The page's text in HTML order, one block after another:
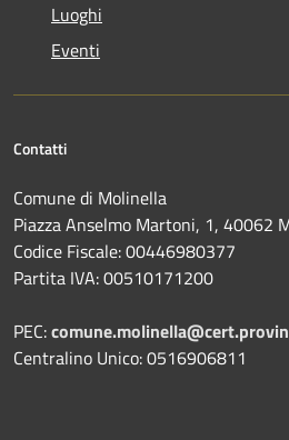
Luoghi
Eventi
Contatti
Comune di Molinella
Piazza Anselmo Martoni, 1, 40062
Codice Fiscale: 00446980377
Partita IVA: 00510171200
PEC:
Centralino Unico: 0516906811